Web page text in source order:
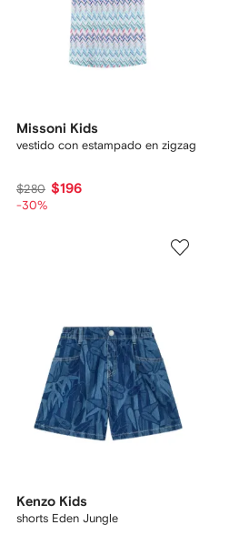
Missoni Kids
vestido con estampado en zigzag
$280 $196
-30%
Kenzo Kids
shorts Eden Jungle